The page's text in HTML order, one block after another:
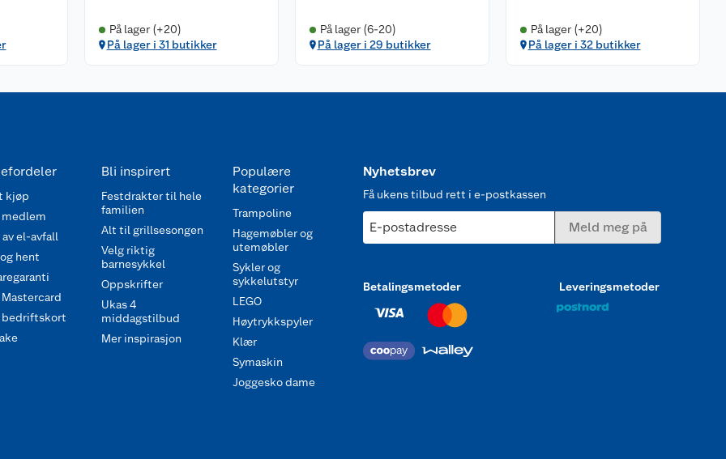
På lager (+20)
På lager i 31 butikker
På lager (6-20)
På lager i 29 butikker
På lager (+20)
På lager i 32 butikker
kjøp
medlem
av el-avfall
hent
bedriftskort
Bli inspirert
Festdrakter til hele
familien
Alt til grillsesongen
Velg riktig
barnesykkel
Oppskrifter
Ukas 4
middagstilbud
Mer inspirasjon
Populære
kategorier
Trampoline
Hagemøbler og
utemøbler
Sykler og
sykkelutstyr
LEGO
Høytrykkspyler
Klær
Symaskin
Joggesko dame
Nyhetsbrev
Få ukens tilbud rett i e-postkassen
E-postadresse Meld meg på
Betalingsmetoder Leveringsmetoder